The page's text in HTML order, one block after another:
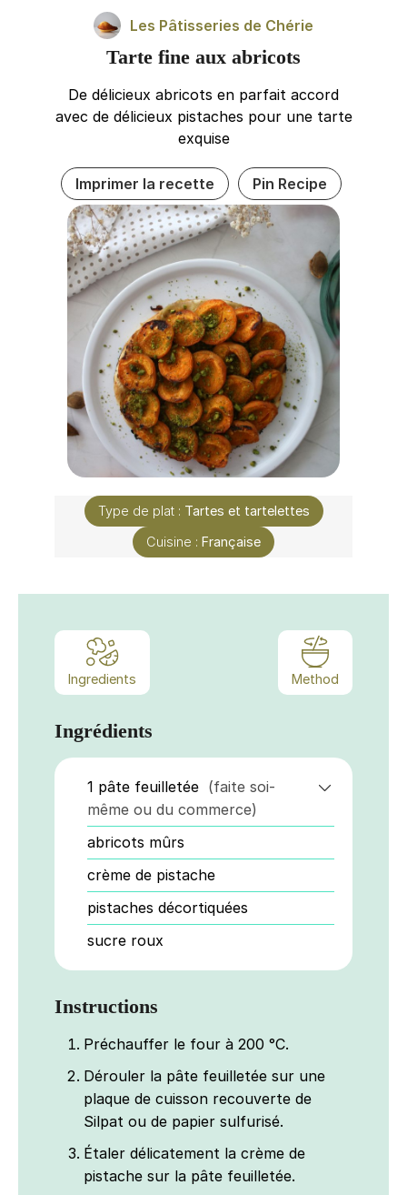
Les Pâtisseries de Chérie
Tarte fine aux abricots
De délicieux abricots en parfait accord
avec de délicieux pistaches pour une tarte
exquise
Imprimer la recette Pin Recipe
Type de plat : Tartes et tartelettes
Cuisine : Française
Ingredients Method
Ingrédients
1 pâte feuilletée (faite soi-
même ou du commerce)
abricots mûrs
crème de pistache
pistaches décortiquées
sucre roux
Instructions
Préchauffer le four à 200 °C.
Dérouler la pâte feuilletée sur une
plaque de cuisson recouverte de
Silpat ou de papier sulfurisé.
Étaler délicatement la crème de
pistache sur la pâte feuilletée.